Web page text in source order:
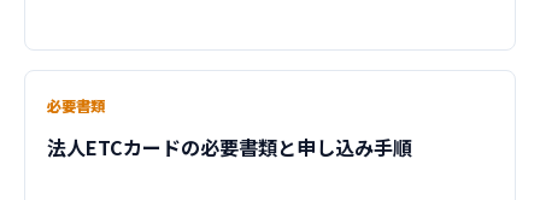
必要書類
法人ETCカードの必要書類と申し込み手順